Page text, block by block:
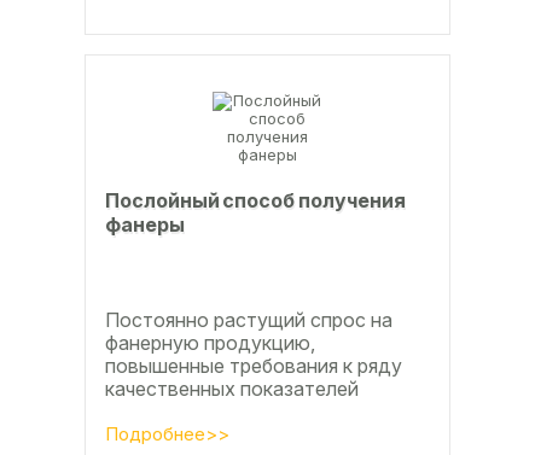
Послойный способ получения
фанеры
Постоянно растущий спрос на
фанерную продукцию,
повышенные требования к ряду
качественных показателей
совершенствования технологии
Подробнее>>